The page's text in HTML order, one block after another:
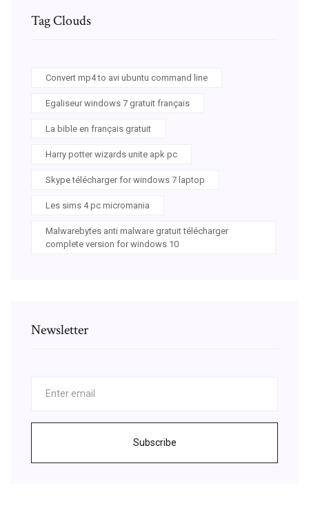
Tag Clouds
Convert mp4 to avi ubuntu command line
Egaliseur windows 7 gratuit français
La bible en français gratuit
Harry potter wizards unite apk pc
Skype télécharger for windows 7 laptop
Les sims 4 pc micromania
Malwarebytes anti malware gratuit télécharger
complete version for windows 10
Newsletter
Subscribe